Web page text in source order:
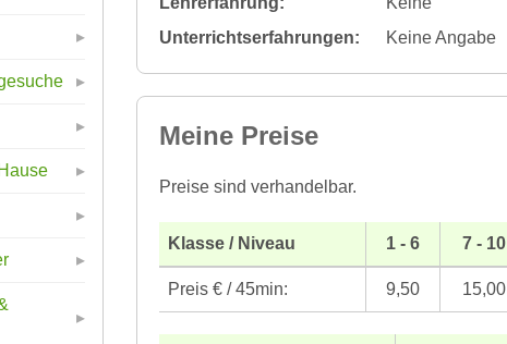
Unterrichtserfahrungen:
Keine Angabe
Meine Preise
Preise sind verhandelbar.
Klasse / Niveau 1 - 6 7 - 10
Preis € / 45min: 9,50 15,00